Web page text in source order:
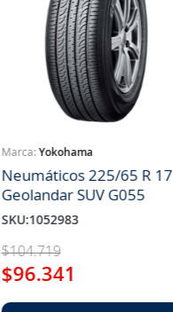
Yokohama
Neumáticos 225/65 R 17
Geolandar SUV G055
SKU:1052983
$104.719
$96.341